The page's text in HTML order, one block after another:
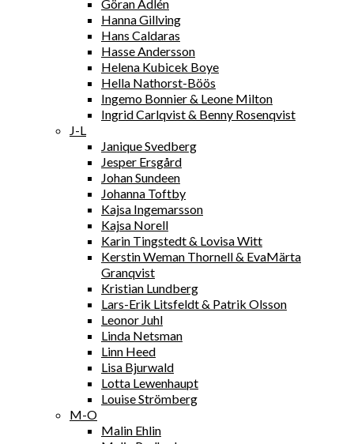
Göran Adlén
Hanna Gillving
Hans Caldaras
Hasse Andersson
Helena Kubicek Boye
Hella Nathorst-Böös
Ingemo Bonnier & Leone Milton
Ingrid Carlqvist & Benny Rosenqvist
J-L
Janique Svedberg
Jesper Ersgård
Johan Sundeen
Johanna Toftby
Kajsa Ingemarsson
Kajsa Norell
Karin Tingstedt & Lovisa Witt
Kerstin Weman Thornell & EvaMärta
Granqvist
Kristian Lundberg
Lars-Erik Litsfeldt & Patrik Olsson
Leonor Juhl
Linda Netsman
Linn Heed
Lisa Bjurwald
Lotta Lewenhaupt
Louise Strömberg
M-O
Malin Ehlin